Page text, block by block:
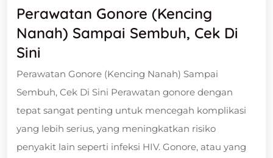
Perawatan Gonore (Kencing
Nanah) Sampai Sembuh, Cek Di
Sini
Perawatan Gonore (Kencing Nanah) Sampai
Sembuh, Cek Di Sini Perawatan gonore dengan
tepat sangat penting untuk mencegah komplikasi
yang lebih serius, yang meningkatkan risiko
penyakit lain seperti infeksi HIV. Gonore, atau yang